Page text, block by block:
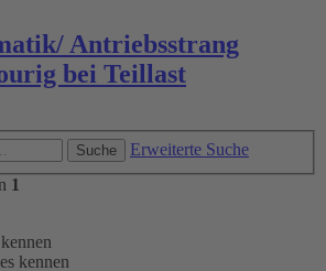
Antriebsstrang
bei Teillast
Suche
Erweiterte Suche
1